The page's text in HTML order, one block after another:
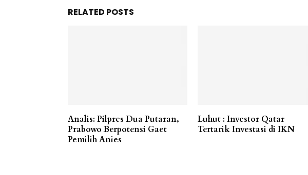
RELATED POSTS
Analis: Pilpres Dua Putaran,
Prabowo Berpotensi Gaet
Pemilih Anies
Luhut : Investor Qatar
Tertarik Investasi di IKN